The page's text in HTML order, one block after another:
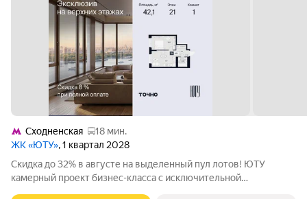
Сходненская
18 мин.
ЖК «ЮТУ», 1 квартал 2028
Скидка до 32% в августе на выделенный пул лотов! ЮТУ
камерный проект бизнес-класса с исключительной